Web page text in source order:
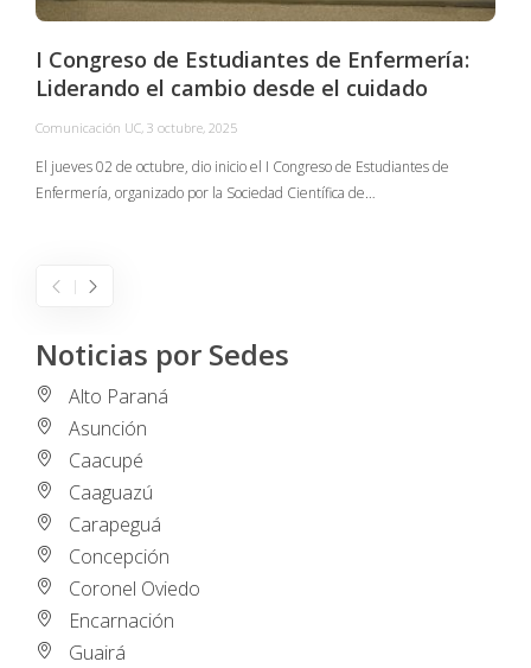
I Congreso de Estudiantes de Enfermería:
Liderando el cambio desde el cuidado
Comunicación UC, 3 octubre, 2025
El jueves 02 de octubre, dio inicio el I Congreso de Estudiantes de
Enfermería, organizado por la Sociedad Científica de…
Noticias por Sedes
Alto Paraná
Asunción
Caacupé
Caaguazú
Carapeguá
Concepción
Coronel Oviedo
Encarnación
Guairá